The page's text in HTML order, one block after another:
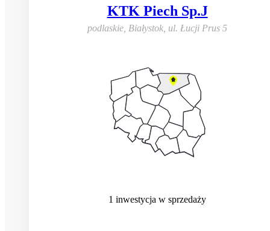
KTK Piech Sp.J
podlaskie, Białystok ul. Łucji Prus 5
1 inwestycja w sprzedaży